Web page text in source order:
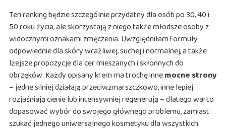
Ten ranking będzie szczególnie przydatny dla osób po 30, 40 i
50 roku życia, ale skorzystają z niego także młodsze osoby z
widocznymi oznakami zmęczenia. Uwzględniłam formuły
odpowiednie dla skóry wrażliwej, suchej i normalnej, a także
lżejsze propozycje dla cer mieszanych i skłonnych do
obrzęków. Każdy opisany krem ma trochę innemocne strony
– jedne silniej działają przeciwzmarszczkowo, inne lepiej
rozjaśniają cienie lub intensywniej regenerują – dlatego warto
dopasować wybór do swojego głównego problemu, zamiast
szukać jednego uniwersalnego kosmetyku dla wszystkich.